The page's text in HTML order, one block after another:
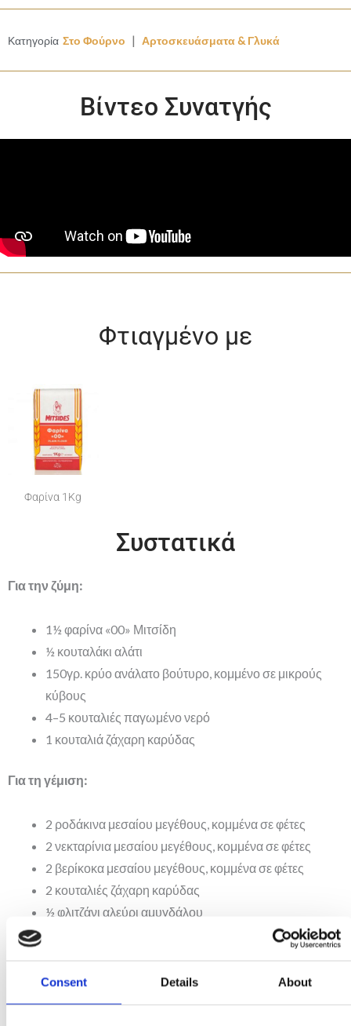
Consent Details About
Κατηγορία Στο Φούρνο | Αρτοσκευάσματα & Γλυκά
Βίντεο Συνατγής
Φτιαγμένο με
Φαρίνα 1Kg
Συστατικά
Για την ζύμη:
1½ φαρίνα «00» Μιτσίδη
½ κουταλάκι αλάτι
150γρ. κρύο ανάλατο βούτυρο, κομμένο σε μικρούς
κύβους
4–5 κουταλιές παγωμένο νερό
1 κουταλιά ζάχαρη καρύδας
Για τη γέμιση:
2 ροδάκινα μεσαίου μεγέθους, κομμένα σε φέτες
2 νεκταρίνια μεσαίου μεγέθους, κομμένα σε φέτες
2 βερίκοκα μεσαίου μεγέθους, κομμένα σε φέτες
2 κουταλιές ζάχαρη καρύδας
½ φλιτζάνι αλεύρι αμυγδάλου
1 κουταλιά σιρόπι σφενδάμου
1 κουταλάκι εκχύλισμα βανίλιας